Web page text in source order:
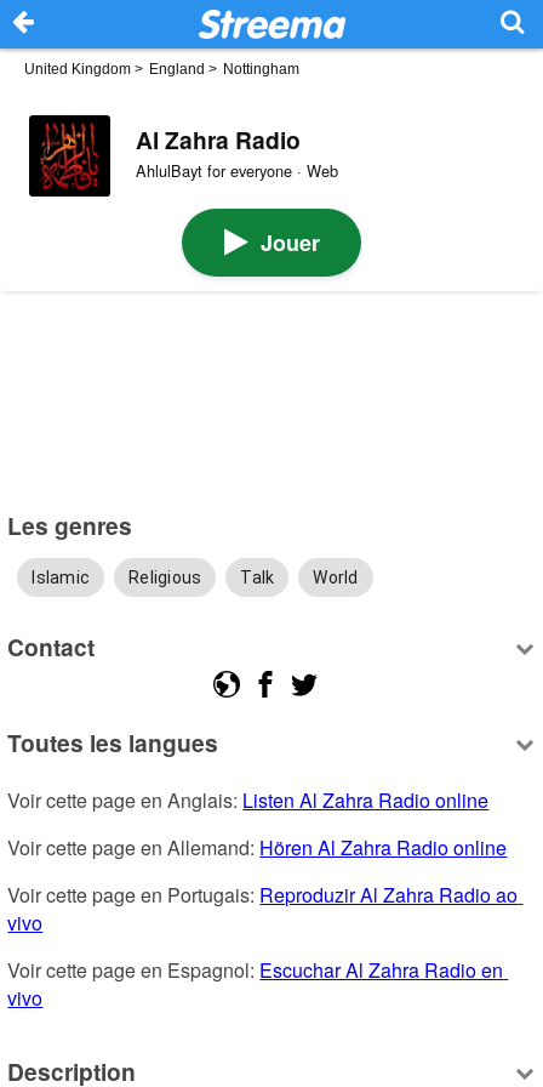
United Kingdom > England > Nottingham
Al Zahra Radio
AhlulBayt for everyone · Web
Jouer
Les genres
Islamic Religious Talk World
Contact
Toutes les langues
Voir cette page en Anglais: Listen Al Zahra Radio online
Voir cette page en Allemand: Hören Al Zahra Radio online
Voir cette page en Portugais: Reproduzir Al Zahra Radio ao
vivo
Voir cette page en Espagnol: Escuchar Al Zahra Radio en
vivo
Description